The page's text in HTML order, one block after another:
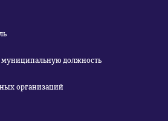
должность
организаций